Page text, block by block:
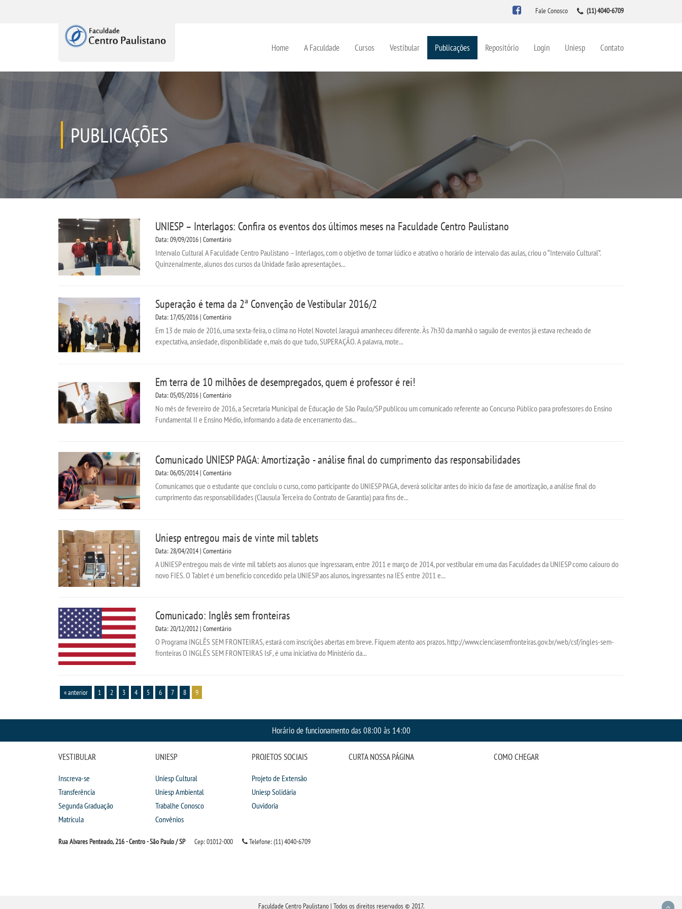
Fale Conosco (11) 4040-6709
Home A Faculdade Cursos Vestibular Publicações Repositório Login Uniesp Contato
PUBLICAÇÕES
UNIESP – Interlagos: Confira os eventos dos últimos meses na Faculdade Centro Paulistano
Data: 09/09/2016 | Comentário
Intervalo Cultural A Faculdade Centro Paulistano – Interlagos, com o objetivo de tornar lúdico e atrativo o horário de intervalo das aulas, criou o “Intervalo Cultural”.
Quinzenalmente, alunos dos cursos da Unidade farão apresentações...
Superação é tema da 2ª Convenção de Vestibular 2016/2
Data: 17/05/2016 | Comentário
Em 13 de maio de 2016, uma sexta-feira, o clima no Hotel Novotel Jaraguá amanheceu diferente. Às 7h30 da manhã o saguão de eventos já estava recheado de
expectativa, ansiedade, disponibilidade e, mais do que tudo, SUPERAÇÃO. A palavra, mote...
Em terra de 10 milhões de desempregados, quem é professor é rei!
Data: 05/05/2016 | Comentário
No mês de fevereiro de 2016, a Secretaria Municipal de Educação de São Paulo/SP publicou um comunicado referente ao Concurso Público para professores do Ensino
Fundamental II e Ensino Médio, informando a data de encerramento das...
Comunicado UNIESP PAGA: Amortização - análise final do cumprimento das responsabilidades
Data: 06/05/2014 | Comentário
Comunicamos que o estudante que concluiu o curso, como participante do UNIESP PAGA, deverá solicitar antes do início da fase de amortização, a análise final do
cumprimento das responsabilidades (Clausula Terceira do Contrato de Garantia) para fins de...
Uniesp entregou mais de vinte mil tablets
Data: 28/04/2014 | Comentário
A UNIESP entregou mais de vinte mil tablets aos alunos que ingressaram, entre 2011 e março de 2014, por vestibular em uma das Faculdades da UNIESP como calouro do
novo FIES. O Tablet é um benefício concedido pela UNIESP aos alunos, ingressantes na IES entre 2011 e...
Comunicado: Inglês sem fronteiras
Data: 20/12/2012 | Comentário
O Programa INGLÊS SEM FRONTEIRAS, estará com inscrições abertas em breve. Fiquem atento aos prazos. http://www.cienciasemfronteiras.gov.br/web/csf/ingles-sem-
fronteiras O INGLÊS SEM FRONTEIRAS IsF, é uma iniciativa do Ministério da...
« anterior 1 2 3 4 5 6 7 8 9
Horário de funcionamento das 08:00 às 14:00
VESTIBULAR
Inscreva-se
Transferência
Segunda Graduação
Matrícula
UNIESP
Uniesp Cultural
Uniesp Ambiental
Trabalhe Conosco
Convênios
PROJETOS SOCIAIS
Projeto de Extensão
Uniesp Solidária
Ouvidoria
Rua Alvares Penteado, 216 - Centro - São Paulo / SP Cep: 01012-000 Telefone: (11) 4040-6709
CURTA NOSSA PÁGINA COMO CHEGAR
Faculdade Centro Paulistano | Todos os direitos reservados © 2017.